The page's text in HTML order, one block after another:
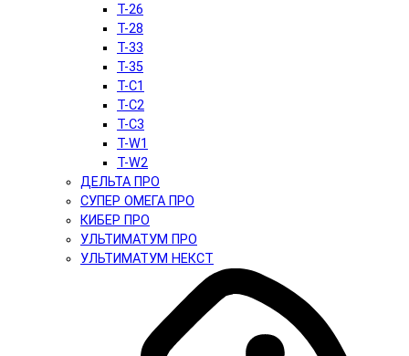
T-26
T-28
T-33
T-35
T-C1
T-C2
T-C3
T-W1
T-W2
ДЕЛЬТА ПРО
СУПЕР ОМЕГА ПРО
КИБЕР ПРО
УЛЬТИМАТУМ ПРО
УЛЬТИМАТУМ НЕКСТ